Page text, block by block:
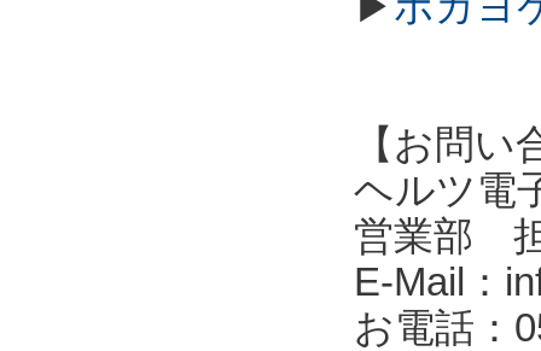
【お問い
ヘルツ電
営業部
E-Mail：
お電話：